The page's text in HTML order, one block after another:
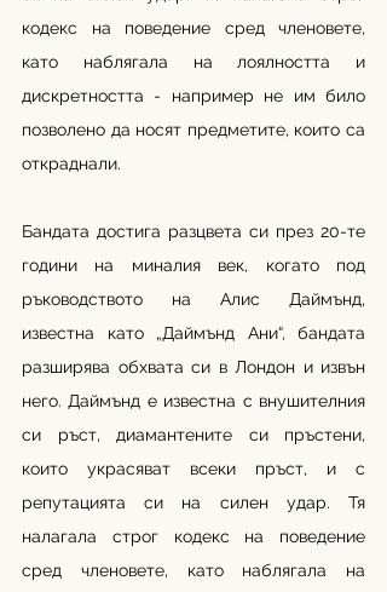
кодекс на поведение сред членовете,
като наблягала на лоялността и
дискретността - например не им било
позволено да носят предметите, които са
откраднали.
Бандата достига разцвета си през 20-те
години на миналия век, когато под
ръководството на Алис Даймънд,
известна като „Даймънд Ани“, бандата
разширява обхвата си в Лондон и извън
него. Даймънд е известна с внушителния
си ръст, диамантените си пръстени,
които украсяват всеки пръст, и с
репутацията си на силен удар. Тя
налагала строг кодекс на поведение
сред членовете, като наблягала на